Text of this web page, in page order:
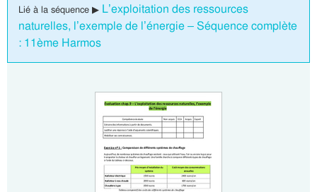
Lié à la séquence ▶ L’exploitation des ressources
naturelles, l’exemple de l’énergie – Séquence complète
: 11ème Harmos